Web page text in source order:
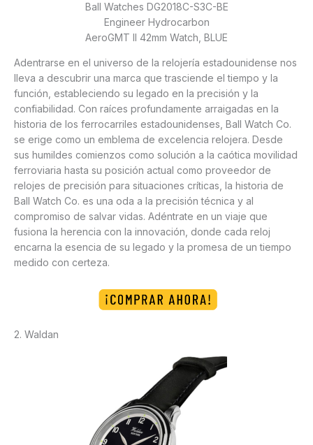
Ball Watches DG2018C-S3C-BE
Engineer Hydrocarbon
AeroGMT II 42mm Watch, BLUE
Adentrarse en el universo de la relojería estadounidense nos
lleva a descubrir una marca que trasciende el tiempo y la
función, estableciendo su legado en la precisión y la
confiabilidad. Con raíces profundamente arraigadas en la
historia de los ferrocarriles estadounidenses, Ball Watch Co.
se erige como un emblema de excelencia relojera. Desde
sus humildes comienzos como solución a la caótica movilidad
ferroviaria hasta su posición actual como proveedor de
relojes de precisión para situaciones críticas, la historia de
Ball Watch Co. es una oda a la precisión técnica y al
compromiso de salvar vidas. Adéntrate en un viaje que
fusiona la herencia con la innovación, donde cada reloj
encarna la esencia de su legado y la promesa de un tiempo
medido con certeza.
2. Waldan